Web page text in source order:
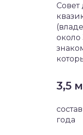
Совет
около
3,5
года